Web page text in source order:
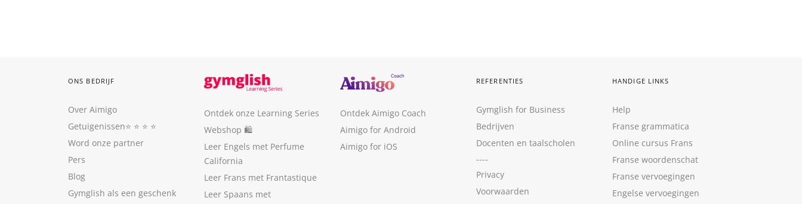
ONS BEDRIJF
Over Aimigo
Getuigenissen⭐️ ⭐️ ⭐️ ⭐️
Word onze partner
Pers
Blog
Gymglish als een geschenk
Ontdek onze Learning Series
Webshop 🛍
Leer Engels met Perfume
California
Leer Frans met Frantastique
Leer Spaans met
Ontdek Aimigo Coach
Aimigo for Android
Aimigo for iOS
REFERENTIES
Gymglish for Business
Bedrijven
Docenten en taalscholen
----
Privacy
Voorwaarden
HANDIGE LINKS
Help
Franse grammatica
Online cursus Frans
Franse woordenschat
Franse vervoegingen
Engelse vervoegingen